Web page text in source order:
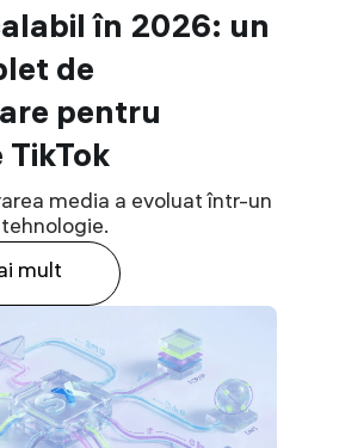
în 2026: un
de
pentru
media a evoluat într-un
mult